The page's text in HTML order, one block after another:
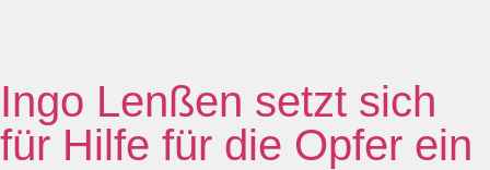
Ingo Lenßen setzt sich
für Hilfe für die Opfer ein